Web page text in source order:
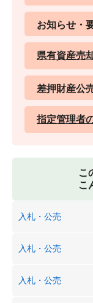
お知らせ・
県有資産売
差押財産公
指定管理者
こ
こ
入札・公売
入札・公売
入札・公売